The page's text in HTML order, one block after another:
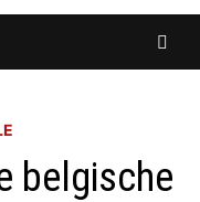
belgische